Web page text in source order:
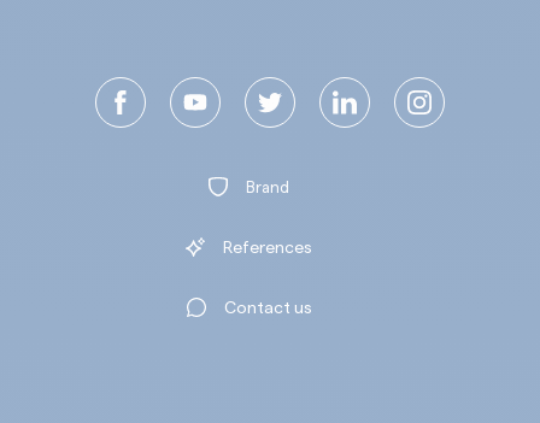
Brand
References
Contact us